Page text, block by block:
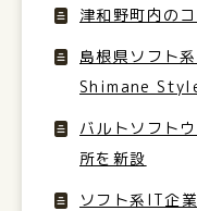
津和野町内の
島根県ソフト
Shimane Style
バルトソフト
所を新設
ソフト系IT企